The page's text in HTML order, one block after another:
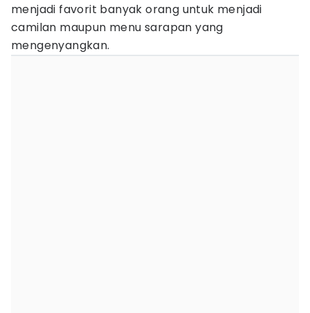
menjadi favorit banyak orang untuk menjadi
camilan maupun menu sarapan yang
mengenyangkan.